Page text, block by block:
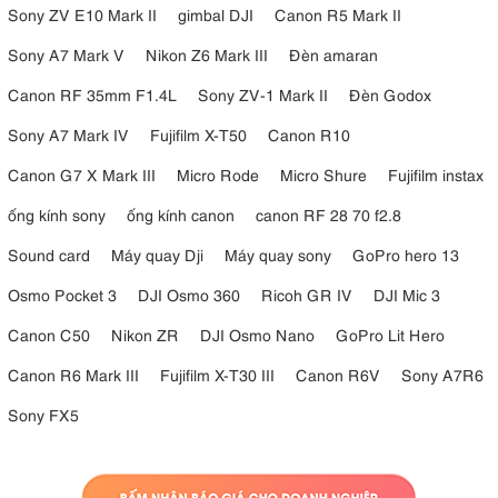
4.5. Dễ dàng sử dụng và láp ráp nhanh chóng
Chân đènđược thiết kế dễ dàng sử dụng và lắp ráp nhanh chóng
hoặc quay. Các khớp nối thông minh cùng cơ chế khóa chắc chắn
linh hoạt mà không cần dụng cụ hỗ trợ. Ngoài ra, khả năng gấp gọn
việc ở nhiều địa điểm khác nhau.
Sony ZV E10 Mark II
gimbal DJI
Canon R5 Mark II
Sony A7 Mark V
Nikon Z6 Mark III
Đèn amaran
Canon RF 35mm F1.4L
Sony ZV-1 Mark II
Đèn Godox
Sony A7 Mark IV
Fujifilm X-T50
Canon R10
Canon G7 X Mark III
Micro Rode Micro Shure
Fujifilm instax
ống kính sony
ống kính canon
canon RF 28 70 f2.8
Sound card
Máy quay Dji Máy quay sony
GoPro hero 13
Osmo Pocket 3
DJI Osmo 360 Ricoh GR IV
DJI Mic 3
Canon C50
Nikon ZR DJI Osmo Nano
GoPro Lit Hero
Canon R6 Mark III
Fujifilm X-T30 III Canon R6V
Sony A7R6
Sony FX5